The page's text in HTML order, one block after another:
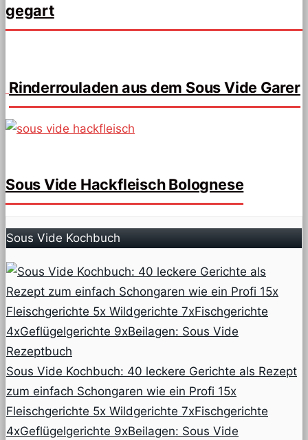
gegart
Rinderrouladen aus dem Sous Vide Garer
Sous Vide Hackfleisch Bolognese
Sous Vide Kochbuch
Sous Vide Kochbuch: 40 leckere Gerichte als Rezept
zum einfach Schongaren wie ein Profi 15x
Fleischgerichte 5x Wildgerichte 7xFischgerichte
4xGeflügelgerichte 9xBeilagen: Sous Vide